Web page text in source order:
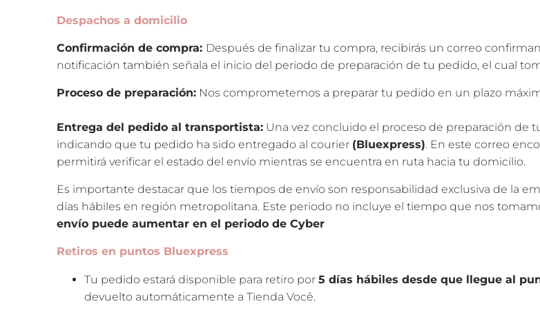
Despachos a domicilio
Confirmación de compra: Después de finalizar tu compra, recibirás un correo
notificación también señala el inicio del periodo de preparación de tu pedido, el cual
Proceso de preparación: Nos comprometemos a preparar tu pedido en un plazo
Entrega del pedido al transportista: Una vez concluido el proceso de preparación de
indicando que tu pedido ha sido entregado al courier (Bluexpress). En este correo
permitirá verificar el estado del envío mientras se encuentra en ruta hacia tu domicilio.
Es importante destacar que los tiempos de envío son responsabilidad exclusiva de la
días hábiles en región metropolitana. Este periodo no incluye el tiempo que nos
envío puede aumentar en el periodo de Cyber
Retiros en puntos Bluexpress
Tu pedido estará disponible para retiro por 5 días hábiles desde que llegue al
devuelto automáticamente a Tienda Você.